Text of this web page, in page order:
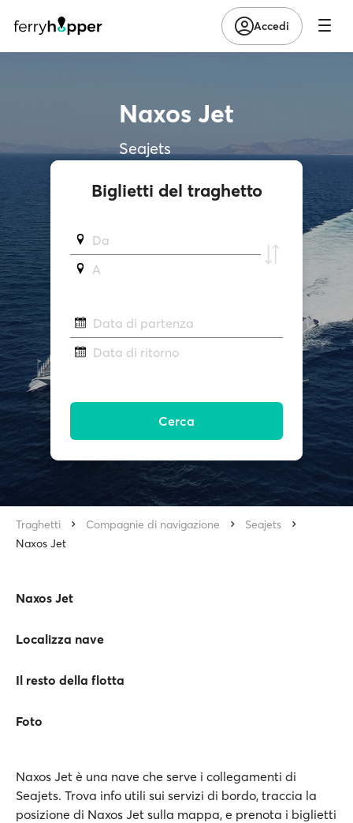
Accedi
Naxos Jet
Seajets
Biglietti del traghetto
Da
A
Data di partenza
Data di ritorno
Cerca
Traghetti Compagnie di navigazione
Seajets
Naxos Jet
Naxos Jet
Localizza nave
Il resto della flotta
Foto
Naxos Jet è una nave che serve i collegamenti di
Seajets. Trova info utili sui servizi di bordo, traccia la
posizione di Naxos Jet sulla mappa, e prenota i biglietti